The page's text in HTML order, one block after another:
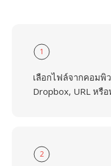
1
เลือกไฟล์จากคอมพิ
Dropbox, URL หรื
2